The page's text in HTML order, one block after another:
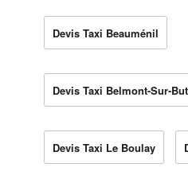
Devis Taxi Beauménil
Devis Taxi Belmont-Sur-
Devis Taxi Le Boulay